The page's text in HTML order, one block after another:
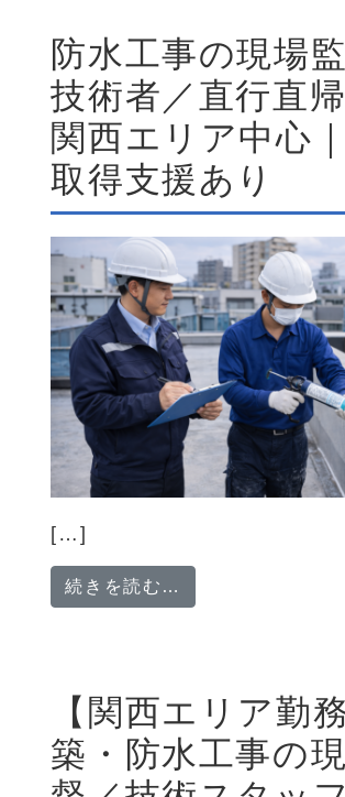
防水工事の現場監
技術者／直行直帰
関西エリア中心
取得支援あり
[…]
続きを読む…
【関西エリア勤
築・防水工事の